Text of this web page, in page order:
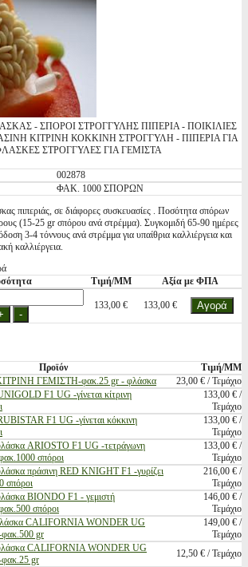
- ΣΠΟΡΟΙ ΣΤΡΟΓΓΥΛΗΣ ΠΙΠΕΡΙΑ - ΠΟΙΚΙΛΙΕΣ
ΚΙΤΡΙΝΗ ΚΟΚΚΙΝΗ ΣΤΡΟΓΓΥΛΗ - ΠΙΠΕΡΙΑ ΓΙΑ
ΣΤΡΟΓΓΥΛΕΣ ΓΙΑ ΓΕΜΙΣΤΑ
002878
ΦΑΚ. 1000 ΣΠΟΡΩΝ
πιπεριάς, σε διάφορες συσκευασίες . Ποσότητα σπόρων
(15-25 gr σπόρου ανά στρέμμα). Συγκομιδή 65-90 ημέρες
3-4 τόννους ανά στρέμμα για υπαίθρια καλλιέργεια και
καλλιέργεια.
Τιμή/ΜΜ Αξία με ΦΠΑ
133,00 € 133,00 €
Προϊόν
Τιμή/ΜΜ
ΚΙΤΡΙΝΗ ΓΕΜΙΣΤΗ-φακ.25 gr - φλάσκα
23,00 € / Τεμάχιο
F1 UG -γίνεται κίτρινη
133,00 € /
Τεμάχιο
F1 UG -γίνεται κόκκινη
133,00 € /
Τεμάχιο
ARIOSTO F1 UG -τετράγωνη
σπόροι
133,00 € /
Τεμάχιο
πράσινη RED KNIGHT F1 -γυρίζει
σπόροι
216,00 € /
Τεμάχιο
BIONDO F1 - γεμιστή
σπόροι
146,00 € /
Τεμάχιο
CALIFORNIA WONDER UG
φακ.500 gr
149,00 € /
Τεμάχιο
CALIFORNIA WONDER UG
φακ.25 gr
12,50 € / Τεμάχιο